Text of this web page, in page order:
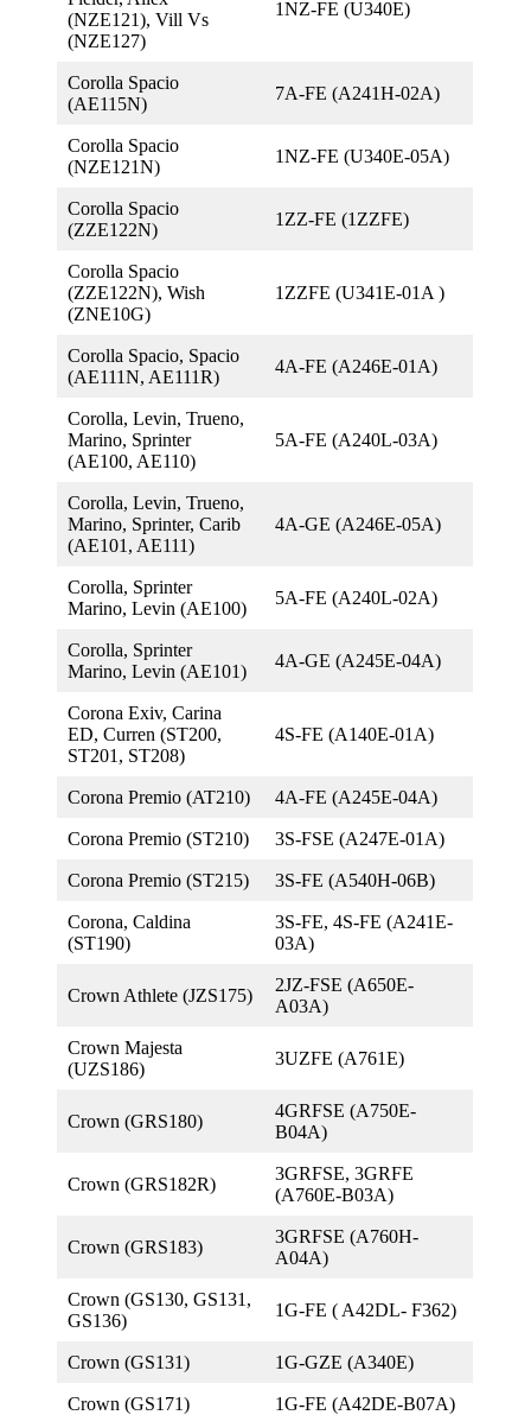
(NZE121), Vill Vs
(NZE127)
1NZ-FE (U340E)
Corolla Spacio
(AE115N)
7A-FE (A241H-02A)
Corolla Spacio
(NZE121N)
1NZ-FE (U340E-05A)
Corolla Spacio
(ZZE122N)
1ZZ-FE (1ZZFE)
Corolla Spacio
(ZZE122N), Wish
(ZNE10G)
1ZZFE (U341E-01A )
Corolla Spacio, Spacio
(AE111N, AE111R)
4A-FE (A246E-01A)
Corolla, Levin, Trueno,
Marino, Sprinter
(AE100, AE110)
5A-FE (A240L-03A)
Corolla, Levin, Trueno,
Marino, Sprinter, Carib
(AE101, AE111)
4A-GE (A246E-05A)
Corolla, Sprinter
Marino, Levin (AE100)
5A-FE (A240L-02А)
Corolla, Sprinter
Marino, Levin (AE101)
4A-GE (A245E-04A)
Corona Exiv, Carina
ED, Curren (ST200,
ST201, ST208)
4S-FE (A140E-01A)
Corona Premio (AT210) 4A-FE (A245Е-04А)
Corona Premio (ST210) 3S-FSE (A247E-01A)
Corona Premio (ST215) 3S-FE (A540H-06B)
Corona, Caldina
(ST190)
3S-FE, 4S-FE (A241E-
03A)
Crown Athlete (JZS175)
2JZ-FSE (A650E-
A03A)
Crown Majesta
(UZS186)
3UZFE (A761E)
Crown (GRS180)
4GRFSE (A750E-
B04A)
Crown (GRS182R)
3GRFSE, 3GRFE
(A760E-B03A)
Crown (GRS183)
3GRFSE (A760H-
A04A)
Crown (GS130, GS131,
GS136)
1G-FE ( A42DL- F362)
Crown (GS131) 1G-GZE (A340E)
Crown (GS171) 1G-FE (A42DE-B07A)